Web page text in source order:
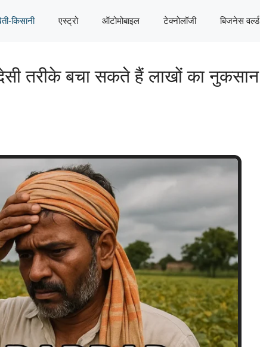
किसानी एस्ट्रो ऑटोमोबाइल टेक्नोलॉजी बिजनेस वर्ल्ड
तरीके बचा सकते हैं लाखों का नुकसान